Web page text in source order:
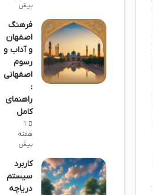
پیش
فرهنگ
اصفهان
و آداب و
رسوم
اصفهانی
:
راهنمای
کامل
1
هفته
پیش
کاربرد
سیستم
دریاچه